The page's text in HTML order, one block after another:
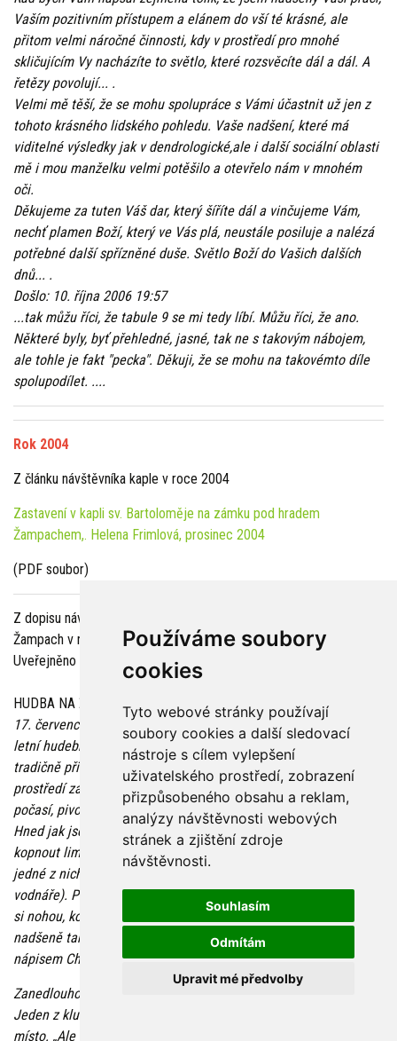
Používáme soubory
cookies
Tyto webové stránky používají
soubory cookies a další sledovací
nástroje s cílem vylepšení
uživatelského prostředí, zobrazení
přizpůsobeného obsahu a reklam,
analýzy návštěvnosti webových
stránek a zjištění zdroje
návštěvnosti.
Souhlasím
Odmítám
Upravit mé předvolby
Vaším pozitivním přístupem a elánem do vší té krásné, ale
přitom velmi náročné činnosti, kdy v prostředí pro mnohé
skličujícím Vy nacházíte to světlo, které rozsvěcíte dál a dál. A
řetězy povolují... .
Velmi mě těší, že se mohu spolupráce s Vámi účastnit už jen z
tohoto krásného lidského pohledu. Vaše nadšení, které má
viditelné výsledky jak v dendrologické,ale i další sociální oblasti
mě i mou manželku velmi potěšilo a otevřelo nám v mnohém
oči.
Děkujeme za tuten Váš dar, který šíříte dál a vinčujeme Vám,
nechť plamen Boží, který ve Vás plá, neustále posiluje a nalézá
potřebné další spřízněné duše. Světlo Boží do Vašich dalších
dnů... .
Došlo: 10. října 2006 19:57
...tak můžu říci, že tabule 9 se mi tedy líbí. Můžu říci, že ano.
Některé byly, byť přehledné, jasné, tak ne s takovým nábojem,
ale tohle je fakt "pecka". Děkuji, že se mohu na takovémto díle
spolupodílet. ....
Rok 2004
Z článku návštěvníka kaple v roce 2004
Zastavení v kapli sv. Bartoloměje na zámku pod hradem
Žampachem,. Helena Frimlová, prosinec 2004
(PDF soubor)
Z dopisu návštěvníka akce Letní hudební festival pod hradem
Žampach v roce 2004.
Uveřejněno v regionálním tisku, r. 2004 (Opis)
HUDBA NA ŽAMPACHU
17. července 2004 se v Ústavu sociální péče Žampach konal
letní hudební festival. Akce, které se na Žampachu konají, sem
tradičně přivádějí dost lidí. Tentokrát hrálo v příjemném
prostředí zámecké zahrady šest kapel, nechybělo ukázkové
počasí, pivo ani keramické a tkané výrobky ze zdejších dílen...
Hned jak jsem dosupěla na Žampach, musela jsem do sebe
kopnout limču a pak už se chystala relaxovat na lavičce. Na
jedné z nich jsem tedy zaujala pozici sedícího střelce (vlastně
vodnáře). Poslouchám „Těžkou dobu K. Pokorného", podupávám
si nohou, konečně dovolená... Před pódiem je parket, na kterém
nadšeně tančí a tleská několik kluků. Dva z nich mají trička s
nápisem Chceme žít s vámi. Jsou spokojení. Možná šťastní...
Zanedlouho se nade mnou ozve tlumený hlas: „Je tu volno?"
Jeden z kluků si vyhlédl právě tuto lavičku a zdvořile se ptá na
místo. „Ale samozřejmě, jasně, jen si sedni," odpovídám.